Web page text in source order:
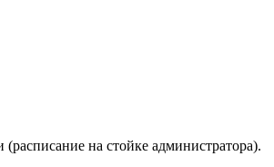
на стойке администратора).